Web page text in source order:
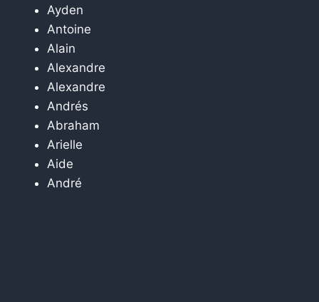
Ayden
Antoine
Alain
Alexandre
Alexandre
Andrés
Abraham
Arielle
Aide
André